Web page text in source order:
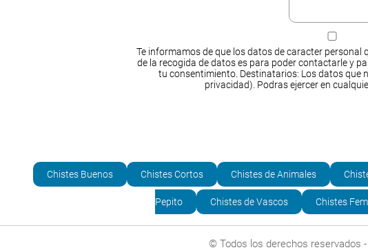
Te informamos de que los datos de caracter personal
de la recogida de datos es para poder contactarle y
tu consentimiento. Destinatarios: Los datos
privacidad). Podras ejercer en
Chistes Buenos Chistes Cortos Chistes de Animales
Pepito Chistes de Vascos Chistes
© Todos los derechos reservados -